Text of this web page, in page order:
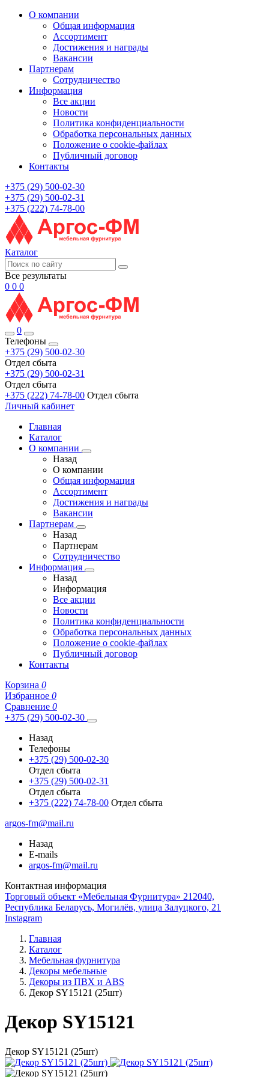
О компании
Общая информация
Ассортимент
Достижения и награды
Вакансии
Партнерам
Сотрудничество
Информация
Все акции
Новости
Политика конфиденциальности
Обработка персональных данных
Положение о cookie-файлах
Публичный договор
Контакты
+375 (29) 500-02-30
+375 (29) 500-02-31
+375 (222) 74-78-00
Каталог
Все результаты
0 0 0
0
Телефоны
+375 (29) 500-02-30
Отдел сбыта
+375 (29) 500-02-31
Отдел сбыта
+375 (222) 74-78-00 Отдел сбыта
Личный кабинет
Главная
Каталог
О компании
Назад
О компании
Общая информация
Ассортимент
Достижения и награды
Вакансии
Партнерам
Назад
Партнерам
Сотрудничество
Информация
Назад
Информация
Все акции
Новости
Политика конфиденциальности
Обработка персональных данных
Положение о cookie-файлах
Публичный договор
Контакты
Корзина 0
Избранное 0
Сравнение 0
+375 (29) 500-02-30
Назад
Телефоны
+375 (29) 500-02-30
Отдел сбыта
+375 (29) 500-02-31
Отдел сбыта
+375 (222) 74-78-00 Отдел сбыта
argos-fm@mail.ru
Назад
E-mails
argos-fm@mail.ru
Контактная информация
Торговый объект «Мебельная Фурнитура» 212040,
Республика Беларусь, Могилёв, улица Залуцкого, 21
Instagram
Главная
Каталог
Мебельная фурнитура
Декоры мебельные
Декоры из ПВХ и ABS
Декор SY15121 (25шт)
Декор SY15121
Декор SY15121 (25шт)